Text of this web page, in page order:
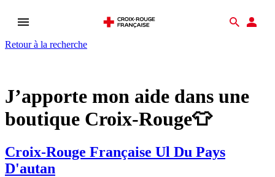
Ouvrir
menu
Retour à la recherche
J’apporte mon aide dans une
boutique Croix-Rouge👕
Croix-Rouge Française Ul Du Pays
D'autan